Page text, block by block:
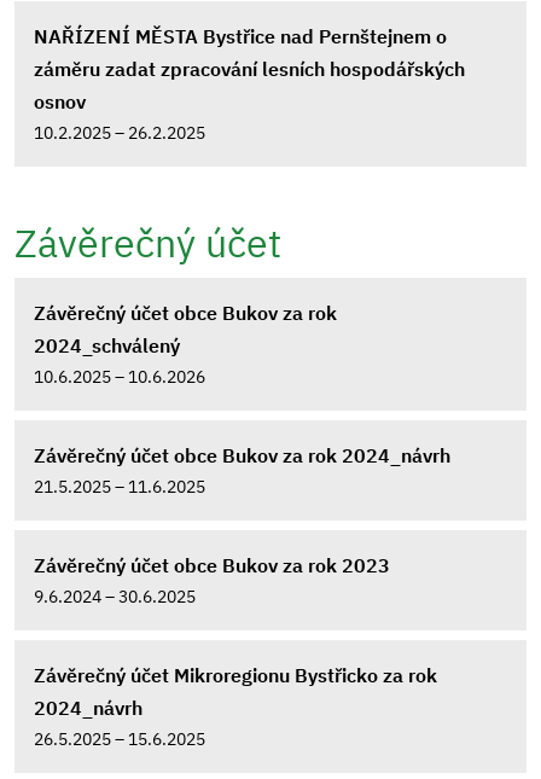
NAŘÍZENÍ MĚSTA Bystřice nad Pernštejnem o
záměru zadat zpracování lesních hospodářských
osnov
10.2.2025 – 26.2.2025
Závěrečný účet
Závěrečný účet obce Bukov za rok
2024_schválený
10.6.2025 – 10.6.2026
Závěrečný účet obce Bukov za rok 2024_návrh
21.5.2025 – 11.6.2025
Závěrečný účet obce Bukov za rok 2023
9.6.2024 – 30.6.2025
Závěrečný účet Mikroregionu Bystřicko za rok
2024_návrh
26.5.2025 – 15.6.2025